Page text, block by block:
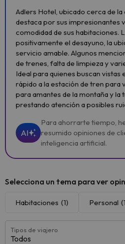
Adlers Hotel, ubicado cerca de
destaca por sus impresionantes
comodidad de sus habitaciones.
positivamente el desayuno, la
servicio amable. Algunos
de trenes, falta de limpieza y
Ideal para quienes buscan
rápido a la estación de tren para
para amantes de la montaña y la
prestando atención a posibles
AI
Para ahorrarte tiempo,
resumido opiniones de
inteligencia artificial.
Selecciona un tema para ver
Habitaciones (1) Personal
Tipos de viajero
Todos